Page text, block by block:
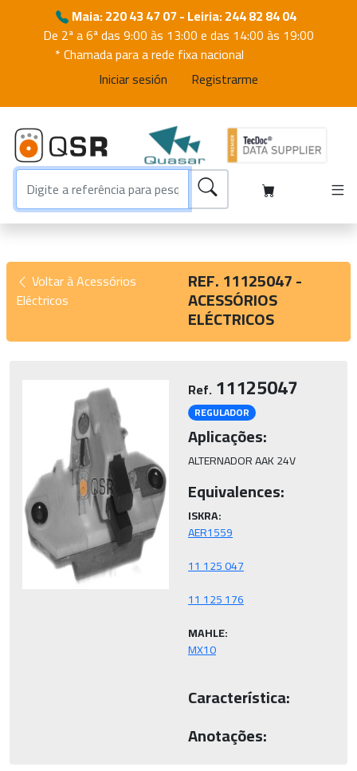
Maia: 220 43 47 07 - Leiria: 244 82 84 04
De 2ª a 6ª das 9:00 às 13:00 e das 14:00 às 19:00
* Chamada para a rede fixa nacional
Iniciar sesión
Registrarme
Voltar à Acessórios
Eléctricos
REF. 11125047 -
ACESSÓRIOS
ELÉCTRICOS
Ref. 11125047
REGULADOR
Aplicações:
ALTERNADOR AAK 24V
Equivalences:
ISKRA:
MAHLE:
Característica:
Anotações: